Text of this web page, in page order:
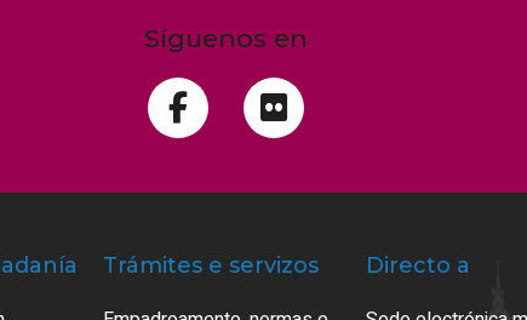
Síguenos en
Trámites e servizos Directo a